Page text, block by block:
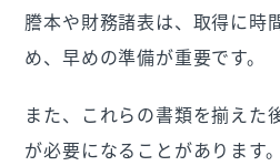
謄本や財務諸表は、取得に時
め、早めの準備が重要です。
また、これらの書類を揃えた
が必要になることがあります